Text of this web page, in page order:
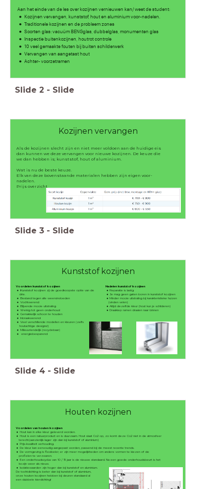
Aan het einde van de les over kozijnen vernieuwen kan/ weet de student:
Kozijnen vervangen, kunststof, hout en aluminium voor-nadelen.
Traditionele kozijnen en de probleem zones
Soorten glas: vacuüm BENGglas, dubbelglas, monumenten glas
Inspectie buitenkozijnen, houtrot controle
10 veel gemaakte fouten bij buiten schilderwerk
Vervangen van aangetast hout
Achter- voorzetramen
Slide 2 - Slide
Kozijnen vervangen
Als de kozijnen slecht zijn en niet meer voldoen aan de huidige eis
dan kunnen we deze vervangen voor nieuwe kozijnen. De keuze die
we dan hebben is; kunststof, hout of aluminium.
Wat is nu de beste keuze.
Elk van deze bovenstaande materialen hebben zijn eigen voor-
nadelen.
Prijs overzicht
Slide 3 - Slide
Kunststof kozijnen
Voordelen kunststof kozijnen
Kunststof kozijnen zij de goedkoopste optie van de
drie.
Bestand tegen alle weersinvloeden
Vochtwerend
Blijvende mooie uitstraling
Weinig tot geen onderhoud
Gemakkelijk schoon te houden
Inbraakwerend
Veel verschillende modellen en kleuren (zelfs
houtachtige designs!)
Milieuvriendelijk (recyclebaar)
energiebesparend
Nadelen kunststof kozijnen
Reparatie is lastig
Je mag geen gaten boren in kunststof kozijnen
Minder mooie uitstraling bij karakteristieke huizen
(vinden velen)
Altijd dezelfde kleur (hout kun je schilderen)
Draaikiep ramen draaien naar binnen
Slide 4 - Slide
Houten kozijnen
Voordelen van houten kozijnen
Hout kan in elke kleur geleverd worden.
Hout is een natuurproduct en is duurzaam. Hout slaat Co2 op, zo komt deze Co2 niet in de atmosfeer
terecht.(aanzienlijk lager zijn dan bij kunststof of aluminium)
Prijs-kwaliteit verhouding.
De kleur kan eenvoudig aangepast worden, passend bij de meest recente trends.
De vormgeving is flexibeler; er zijn meer mogelijkheden om andere vormen te kiezen of de
profielen te verzwaren.
Een onderhoudscyclus van 10 / 15 jaar is de nieuwe standaard. Na een goede onderhoudsbeurt is het
kozijn weer als nieuw.
Isolatiewaarden zijn hoger dan bij kunststof en aluminium.
De tochtdichting is beter dan bij kunststof of aluminium,
onze houten kozijnen hebben bij deuren standaard al
een dubbele kierdichting!